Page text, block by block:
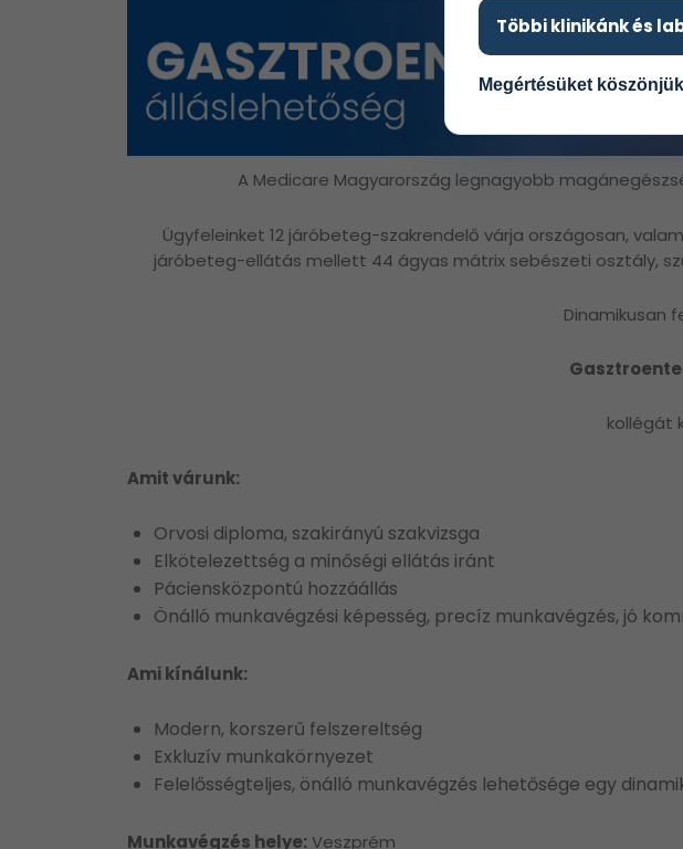
A Medicare Magyarország legnagyobb
Ügyfeleinket 12 járóbeteg-szakrendelő várja országosan,
járóbeteg-ellátás mellett 44 ágyas mátrix sebészeti osztály,
Dinamikusan
kollégát
Amit várunk:
Orvosi diploma, szakirányú szakvizsga
Elkötelezettség a minőségi ellátás iránt
Páciensközpontú hozzáállás
Önálló munkavégzési képesség, precíz munkavégzés, jó
Ami kínálunk:
Modern, korszerű felszereltség
Exkluzív munkakörnyezet
Felelősségteljes, önálló munkavégzés lehetősége egy
Munkavégzés helye:Veszprém
Többi klinikánk és
Megértésüket